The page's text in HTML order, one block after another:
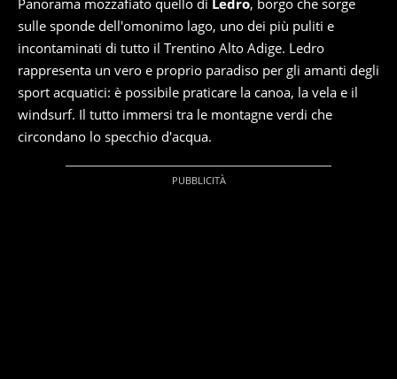
Panorama mozzafiato quello di Ledro, borgo che sorge
sulle sponde dell'omonimo lago, uno dei più puliti e
incontaminati di tutto il Trentino Alto Adige. Ledro
rappresenta un vero e proprio paradiso per gli amanti degli
sport acquatici: è possibile praticare la canoa, la vela e il
windsurf. Il tutto immersi tra le montagne verdi che
circondano lo specchio d'acqua.